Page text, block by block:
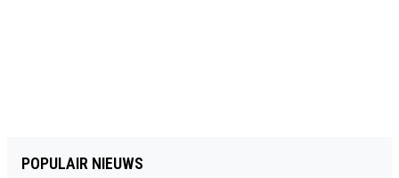
POPULAIR NIEUWS